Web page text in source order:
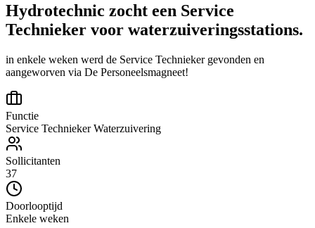
Hydrotechnic zocht een Service
Technieker voor waterzuiveringsstations.
in enkele weken werd de Service Technieker gevonden en
aangeworven via De Personeelsmagneet!
Functie
Service Technieker Waterzuivering
Sollicitanten
37
Doorlooptijd
Enkele weken